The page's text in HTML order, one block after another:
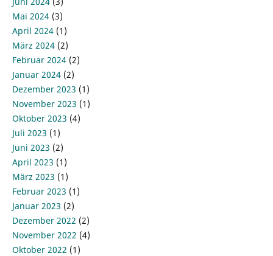
Mai 2024 (3)
April 2024 (1)
März 2024 (2)
Februar 2024 (2)
Januar 2024 (2)
Dezember 2023 (1)
November 2023 (1)
Oktober 2023 (4)
Juli 2023 (1)
Juni 2023 (2)
April 2023 (1)
März 2023 (1)
Februar 2023 (1)
Januar 2023 (2)
Dezember 2022 (2)
November 2022 (4)
Oktober 2022 (1)